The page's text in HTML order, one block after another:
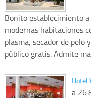
Bonito establecimiento
modernas habitaciones
plasma, secador de
público gratis. Admite
Hotel
a